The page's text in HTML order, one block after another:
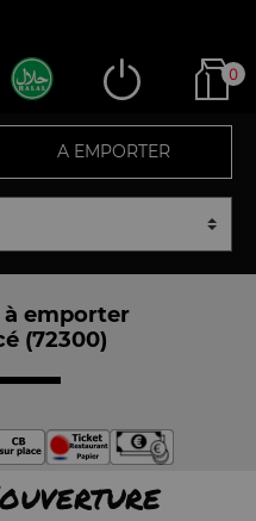
0
A EMPORTER
à emporter
(72300)